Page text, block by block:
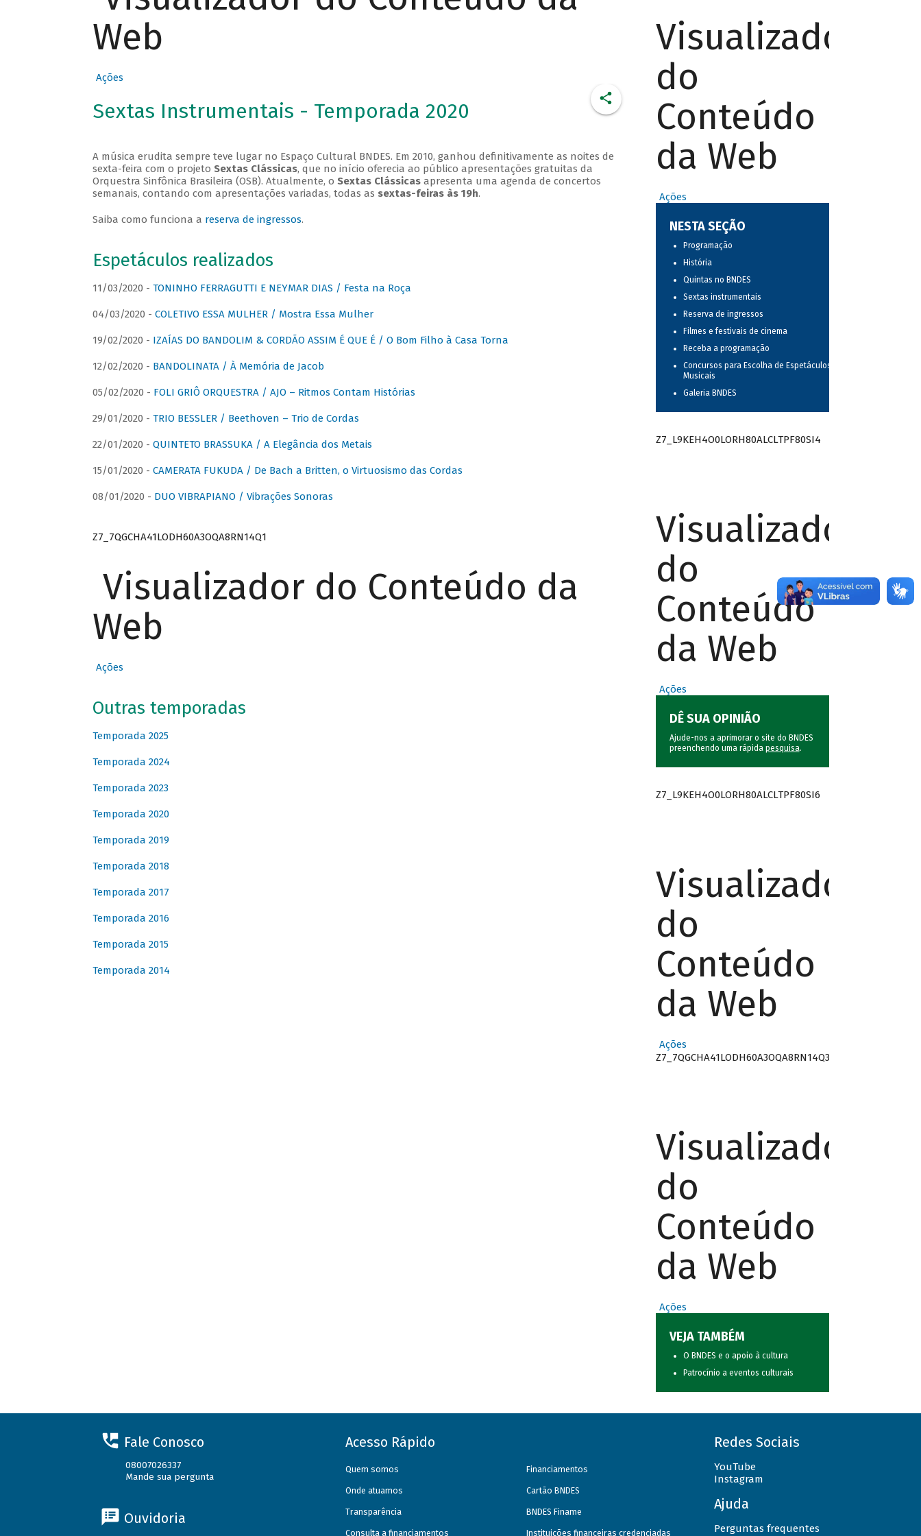
Web
Ações
Sextas Instrumentais - Temporada 2020
A música erudita sempre teve lugar no Espaço Cultural BNDES. Em 2010, ganhou definitivamente as noites de
sexta-feira com o projeto Sextas Clássicas, que no início oferecia ao público apresentações gratuitas da
Orquestra Sinfônica Brasileira (OSB). Atualmente, o Sextas Clássicasapresenta uma agenda de concertos
semanais, contando com apresentações variadas, todas as sextas-feiras às 19h.
Saiba como funciona a reserva de ingressos.
Espetáculos realizados
11/03/2020 - TONINHO FERRAGUTTI E NEYMAR DIAS / Festa na Roça
04/03/2020 - COLETIVO ESSA MULHER / Mostra Essa Mulher
19/02/2020 - IZAÍAS DO BANDOLIM & CORDÃO ASSIM É QUE É / O Bom Filho à Casa Torna
12/02/2020 - BANDOLINATA / À Memória de Jacob
05/02/2020 - FOLI GRIÔ ORQUESTRA / AJO – Ritmos Contam Histórias
29/01/2020 - TRIO BESSLER / Beethoven – Trio de Cordas
22/01/2020 - QUINTETO BRASSUKA / A Elegância dos Metais
15/01/2020 - CAMERATA FUKUDA / De Bach a Britten, o Virtuosismo das Cordas
08/01/2020 - DUO VIBRAPIANO / Vibrações Sonoras
Z7_7QGCHA41LODH60A3OQA8RN14Q1
Visualizador do Conteúdo da
Web
Ações
Outras temporadas
Temporada 2025
Temporada 2024
Temporada 2023
Temporada 2020
Temporada 2019
Temporada 2018
Temporada 2017
Temporada 2016
Temporada 2015
Temporada 2014
Visualizador
do
Conteúdo
da Web
Ações
NESTA SEÇÃO
Programação
História
Quintas no BNDES
Sextas instrumentais
Reserva de ingressos
Filmes e festivais de cinema
Receba a programação
Concursos para Escolha de Espetáculos
Musicais
Galeria BNDES
Z7_L9KEH4O0LORH80ALCLTPF80SI4
Visualizador
do
Conteúdo
da Web
Ações
DÊ SUA OPINIÃO
Ajude-nos a aprimorar o site do BNDES
preenchendo uma rápida pesquisa.
Z7_L9KEH4O0LORH80ALCLTPF80SI6
Visualizador
do
Conteúdo
da Web
Ações
Z7_7QGCHA41LODH60A3OQA8RN14Q3
Visualizador
do
Conteúdo
da Web
Ações
VEJA TAMBÉM
O BNDES e o apoio à cultura
Patrocínio a eventos culturais
Fale Conosco
08007026337
Mande sua pergunta
Ouvidoria
Acesso Rápido
Quem somos
Onde atuamos
Transparência
Consulta a financiamentos
Financiamentos
Cartão BNDES
BNDES Finame
Instituições financeiras credenciadas
Redes Sociais
YouTube
Instagram
Ajuda
Perguntas frequentes